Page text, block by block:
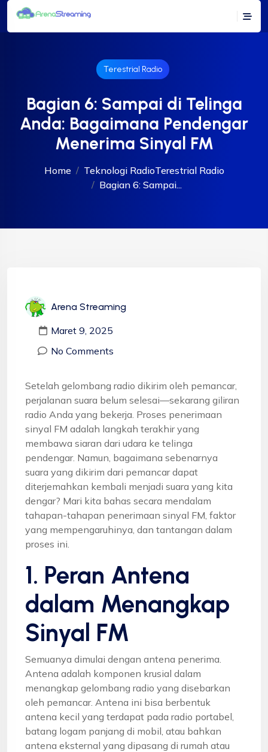
Terestrial Radio
Bagian 6: Sampai di Telinga
Anda: Bagaimana Pendengar
Menerima Sinyal FM
Home Teknologi RadioTerestrial Radio
Bagian 6: Sampai...
Arena Streaming
Maret 9, 2025
No Comments
Setelah gelombang radio dikirim oleh pemancar,
perjalanan suara belum selesai—sekarang giliran
radio Anda yang bekerja. Proses penerimaan
sinyal FM adalah langkah terakhir yang
membawa siaran dari udara ke telinga
pendengar. Namun, bagaimana sebenarnya
suara yang dikirim dari pemancar dapat
diterjemahkan kembali menjadi suara yang kita
dengar? Mari kita bahas secara mendalam
tahapan-tahapan penerimaan sinyal FM, faktor
yang mempengaruhinya, dan tantangan dalam
proses ini.
1. Peran Antena
dalam Menangkap
Sinyal FM
Semuanya dimulai dengan antena penerima.
Antena adalah komponen krusial dalam
menangkap gelombang radio yang disebarkan
oleh pemancar. Antena ini bisa berbentuk
antena kecil yang terdapat pada radio portabel,
batang logam panjang di mobil, atau bahkan
antena eksternal yang dipasang di rumah atau